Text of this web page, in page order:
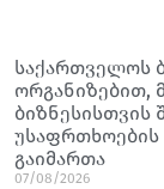
საქართველოს
ორგანიზებით,
ბიზნესისთვის
უსაფრთხოების
გაიმართა
07/08/2026